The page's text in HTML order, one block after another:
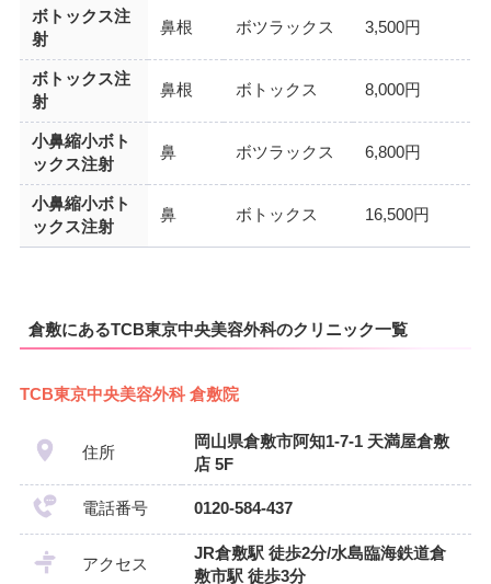
ボトックス注
射
鼻根 ボツラックス 3,500円
ボトックス注
射
鼻根 ボトックス 8,000円
小鼻縮小ボト
ックス注射
鼻 ボツラックス 6,800円
小鼻縮小ボト
ックス注射
鼻 ボトックス 16,500円
倉敷にあるTCB東京中央美容外科のクリニック一覧
TCB東京中央美容外科 倉敷院
住所
岡山県倉敷市阿知1-7-1 天満屋倉敷
店 5F
電話番号 0120-584-437
アクセス
JR倉敷駅 徒歩2分/水島臨海鉄道倉
敷市駅 徒歩3分